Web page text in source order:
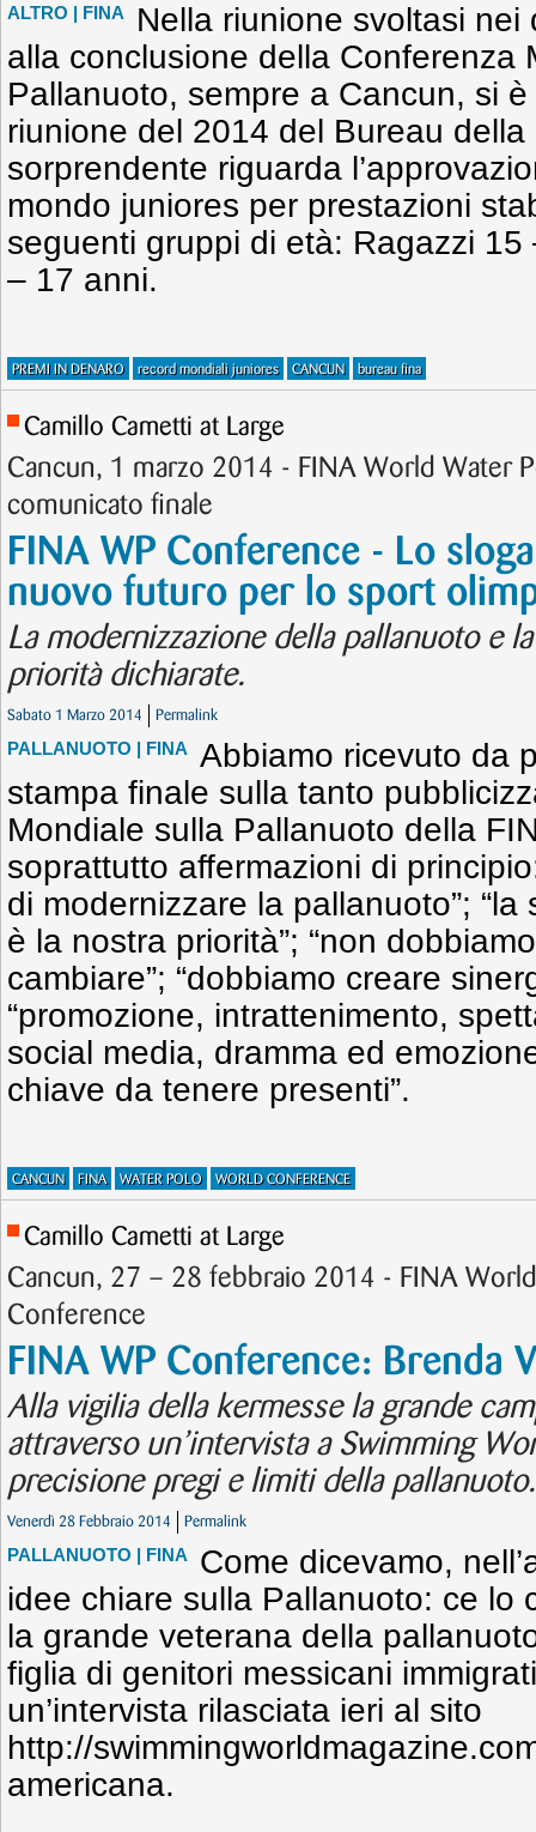
ALTRO | FINA
Nella riunione svoltasi nei
alla conclusione della Conferenza
Pallanuoto, sempre a Cancun, si
riunione del 2014 del Bureau
sorprendente riguarda
mondo juniores per prestazioni
seguenti gruppi di età: Ragazzi
– 17 anni.
PREMI IN DENARO record mondiali juniores CANCUN bureau fina
Camillo Cametti at Large
Cancun, 1 marzo 2014 - FINA World Water
comunicato finale
FINA WP Conference - Lo
nuovo futuro per lo sport
La modernizzazione della pallanuoto e
priorità dichiarate.
Sabato 1 Marzo 2014 Permalink
PALLANUOTO | FINA
Abbiamo ricevuto da
stampa finale sulla tanto
Mondiale sulla Pallanuoto della
soprattutto affermazioni di
di modernizzare la pallanuoto”;
è la nostra priorità”; “non
cambiare”; “dobbiamo creare
“promozione, intrattenimento,
social media, dramma ed
chiave da tenere presenti”.
CANCUN FINA WATER POLO WORLD CONFERENCE
Camillo Cametti at Large
Cancun, 27 – 28 febbraio 2014 - FINA
Conference
FINA WP Conference: Brenda
Alla vigilia della kermesse la grande
attraverso un’intervista a Swimming
precisione pregi e limiti della pallanuoto.
Venerdì 28 Febbraio 2014 Permalink
PALLANUOTO | FINA
Come dicevamo,
idee chiare sulla Pallanuoto: ce lo
la grande veterana della
figlia di genitori messicani
un’intervista rilasciata ieri al sito
http://
americana.